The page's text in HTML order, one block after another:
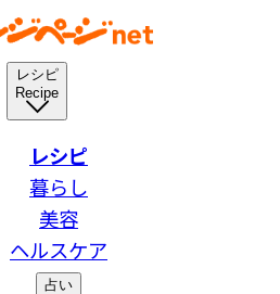
レシピ
Recipe
レシピ
暮らし
美容
ヘルスケア
占い